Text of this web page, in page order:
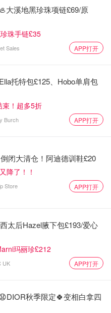
大溪地黑珍珠项链£69/原
珠手链£35
Sales APP打开
托特包£125、Hobo单肩包
束！超多5折
Burch APP打开
闭大清仓！阿迪德训鞋£20
降了！！
Store APP打开
太后Hazel腋下包£193/爱心
玛丽珍£212
UK APP打开
秋季限定🍀变相白拿四